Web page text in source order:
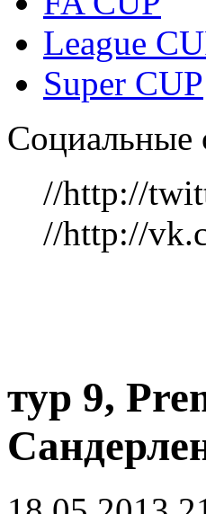
League
Super CUP
Социальные
//http://
//http://
тур 9,